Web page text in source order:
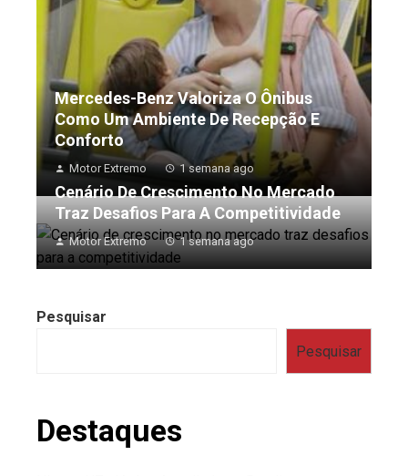
Mercedes-Benz Valoriza O Ônibus
Como Um Ambiente De Recepção E
Conforto
Motor Extremo 1 semana ago
Cenário De Crescimento No Mercado
Traz Desafios Para A Competitividade
Motor Extremo 1 semana ago
Pesquisar
Pesquisar
Destaques